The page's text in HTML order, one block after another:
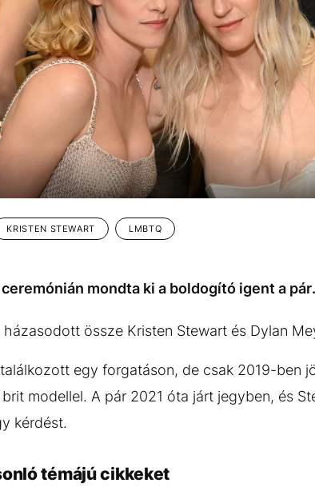
KRISTEN STEWART LMBTQ
mondta ki a boldogító igent a pár.
össze Kristen Stewart és Dylan
egy forgatáson, de csak 2019-ben
modellel. A pár 2021 óta járt jegyben, és
kérdést.
témájú cikkeket